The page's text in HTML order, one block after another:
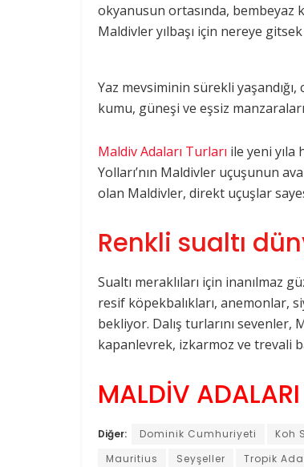
okyanusun ortasında, bembeyaz
Maldivler yılbaşı için nereye
Yaz mevsiminin sürekli
kumu, güneşi ve eşsiz manzaraları
Maldiv Adaları Turları ile yeni
Yolları’nın Maldivler uçuşunun
olan Maldivler, direkt uçuşlar
Renkli sualtı
Sualtı meraklıları için inanılmaz
resif köpekbalıkları, anemonlar,
bekliyor. Dalış turlarını sevenler,
kapanlevrek, izkarmoz ve trevali
MALDİV
Diğer: Dominik Cumhuriyeti Koh
Mauritius
Seyşeller Tropik